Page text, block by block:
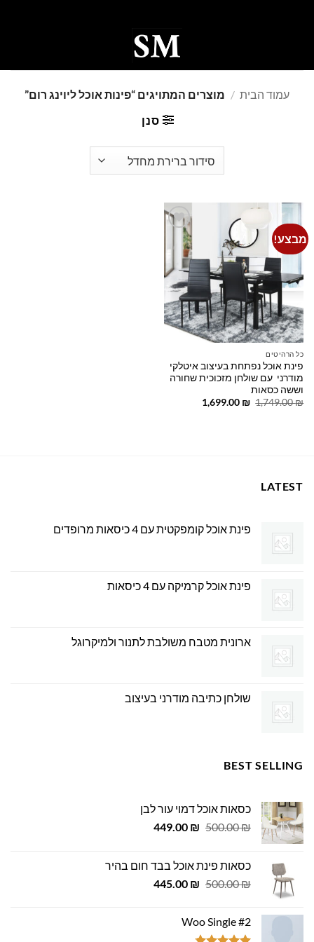
עמוד הבית / מוצרים המתויגים “פינות אוכל ליוינג רום”
סנן
מבצע!
Add to
wishlist
כל הרהיטים
פינת אוכל נפתחת בעיצוב איטלקי
מודרני עם שולחן מזכוכית שחורה
וששה כסאות
1,749.00₪
המחיר
1,699.00 ₪
המחיר
LATEST
פינת אוכל קומפקטית עם 4 כיסאות מרופדים
פינת אוכל קרמיקה עם 4 כיסאות
ארונית מטבח משולבת לתנור ולמיקרוגל
שולחן כתיבה מודרני בעיצוב
BEST SELLING
כסאות אוכל דמוי עור לבן
500.00₪
המחיר
500.00 ₪.
449.00 ₪
המחיר
449.00 ₪.
כסאות פינת אוכל בבד חום בהיר
500.00₪
המחיר
500.00 ₪.
445.00 ₪
המחיר
Woo Single #2